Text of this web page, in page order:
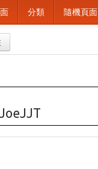
分類 隨機頁面